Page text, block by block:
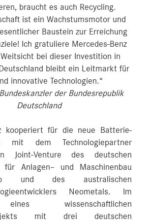
braucht es auch Recycling.
ist ein Wachstumsmotor und
Baustein zur Erreichung
Ich gratuliere Mercedes-Benz
bei dieser Investition in
bleibt ein Leitmarkt für
innovative Technologien.“
der Bundesrepublik
Deutschland
kooperiert für die neue Batterie-
mit dem Technologiepartner
Joint-Venture des deutschen
für Anlagen– und Maschinenbau
und des australischen
Neometals. Im
wissenschaftlichen
mit drei deutschen